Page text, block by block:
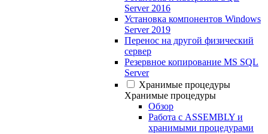
Server 2016
Установка компонентов Windows
Server 2019
Перенос на другой физический
сервер
Резервное копирование MS SQL
Server
Хранимые процедуры
Хранимые процедуры
Обзор
Работа с ASSEMBLY и
хранимыми процедурами